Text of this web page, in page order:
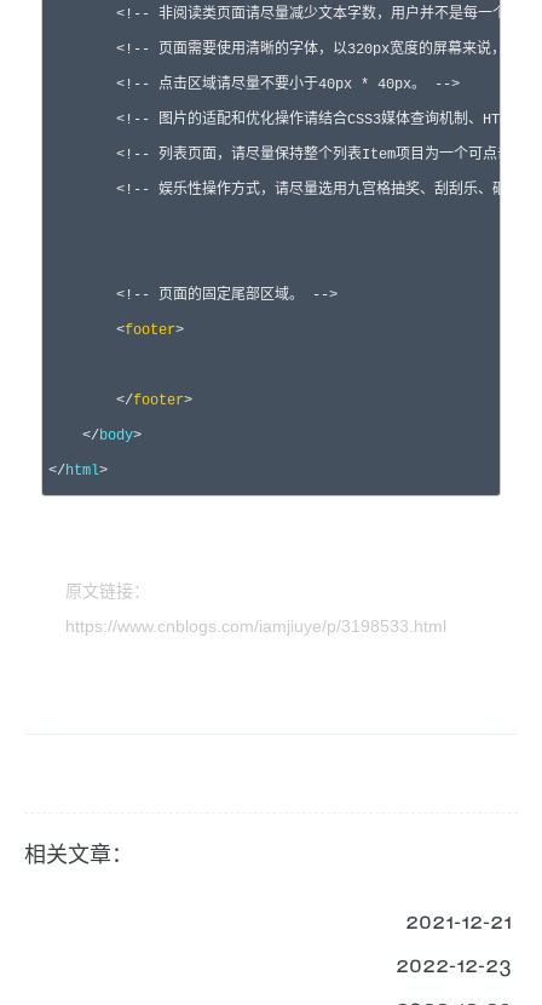
<!-- 非阅读类页面请尽量减少文本字数，用户并不是每一个人
<!-- 页面需要使用清晰的字体，以320px宽度的屏幕来说，主
<!-- 点击区域请尽量不要小于40px * 40px。 -->
<!-- 图片的适配和优化操作请结合CSS3媒体查询机制、
<!-- 列表页面，请尽量保持整个列表Item项目为一个可点击区
<!-- 娱乐性操作方式，请尽量选用九宫格抽奖、刮刮乐、砸蛋
<!-- 页面的固定尾部区域。 -->
<footer>
</footer>
</body>
</html>
原文链接：
https://www.cnblogs.com/iamjiuye/p/3198533.html
相关文章：
2021-12-21
2022-12-23